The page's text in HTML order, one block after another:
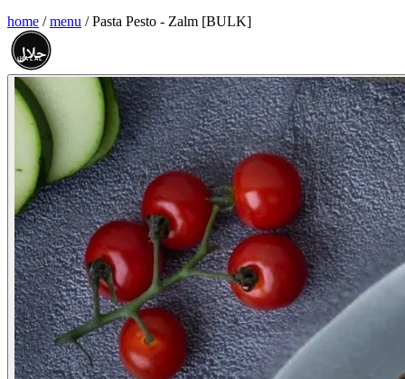
home / menu / Pasta Pesto - Zalm [BULK]
حلال
HALAL